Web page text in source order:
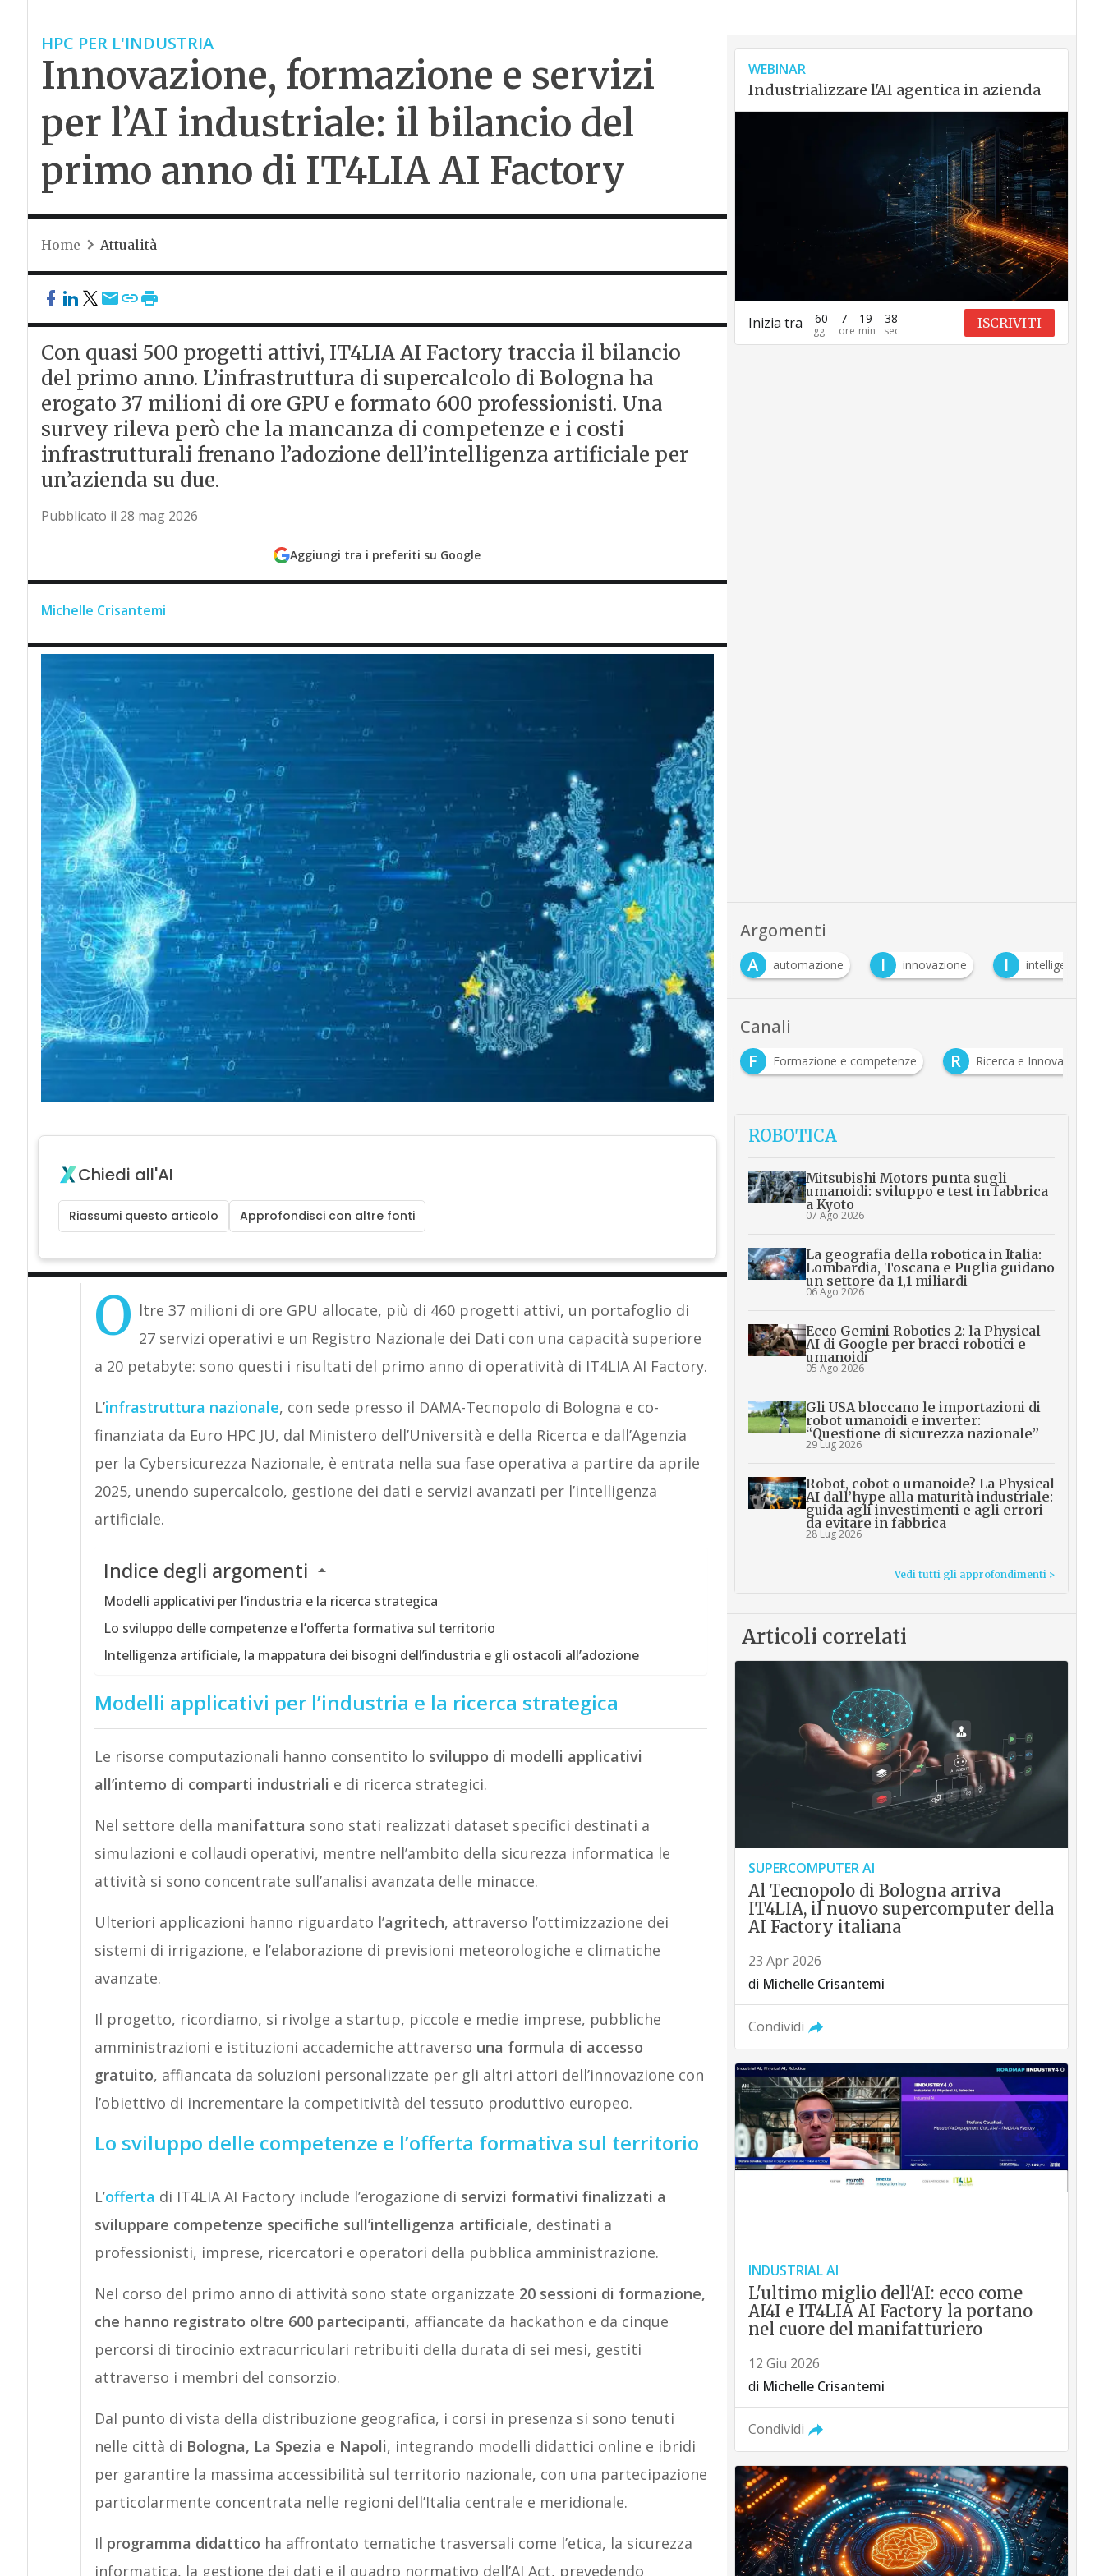
HPC PER L'INDUSTRIA
Innovazione, formazione e servizi
per l’AI industriale: il bilancio del
primo anno di IT4LIA AI Factory
Home Attualità
Con quasi 500 progetti attivi, IT4LIA AI Factory traccia il bilancio
del primo anno. L’infrastruttura di supercalcolo di Bologna ha
erogato 37 milioni di ore GPU e formato 600 professionisti. Una
survey rileva però che la mancanza di competenze e i costi
infrastrutturali frenano l’adozione dell’intelligenza artificiale per
un’azienda su due.
Pubblicato il 28 mag 2026
Aggiungi tra i preferiti su Google
Michelle Crisantemi
Chiedi all'AI
Riassumi questo articolo Approfondisci con altre fonti
O ltre 37 milioni di ore GPU allocate, più di 460 progetti attivi, un portafoglio di
27 servizi operativi e un Registro Nazionale dei Dati con una capacità superiore
a 20 petabyte: sono questi i risultati del primo anno di operatività di IT4LIA AI Factory.
L’infrastruttura nazionale, con sede presso il DAMA-Tecnopolo di Bologna e co-
finanziata da Euro HPC JU, dal Ministero dell’Università e della Ricerca e dall’Agenzia
per la Cybersicurezza Nazionale, è entrata nella sua fase operativa a partire da aprile
2025, unendo supercalcolo, gestione dei dati e servizi avanzati per l’intelligenza
artificiale.
Indice degli argomenti
Modelli applicativi per l’industria e la ricerca strategica
Lo sviluppo delle competenze e l’offerta formativa sul territorio
Intelligenza artificiale, la mappatura dei bisogni dell’industria e gli ostacoli all’adozione
Modelli applicativi per l’industria e la ricerca strategica
Le risorse computazionali hanno consentito lo sviluppo di modelli applicativi
all’interno di comparti industriali e di ricerca strategici.
Nel settore della manifattura sono stati realizzati dataset specifici destinati a
simulazioni e collaudi operativi, mentre nell’ambito della sicurezza informatica le
attività si sono concentrate sull’analisi avanzata delle minacce.
Ulteriori applicazioni hanno riguardato l’agritech, attraverso l’ottimizzazione dei
sistemi di irrigazione, e l’elaborazione di previsioni meteorologiche e climatiche
avanzate.
Il progetto, ricordiamo, si rivolge a startup, piccole e medie imprese, pubbliche
amministrazioni e istituzioni accademiche attraverso una formula di accesso
gratuito, affiancata da soluzioni personalizzate per gli altri attori dell’innovazione con
l’obiettivo di incrementare la competitività del tessuto produttivo europeo.
Lo sviluppo delle competenze e l’offerta formativa sul territorio
L’offerta di IT4LIA AI Factory include l’erogazione di servizi formativi finalizzati a
sviluppare competenze specifiche sull’intelligenza artificiale, destinati a
professionisti, imprese, ricercatori e operatori della pubblica amministrazione.
Nel corso del primo anno di attività sono state organizzate 20 sessioni di formazione,
che hanno registrato oltre 600 partecipanti, affiancate da hackathon e da cinque
percorsi di tirocinio extracurriculari retribuiti della durata di sei mesi, gestiti
attraverso i membri del consorzio.
Dal punto di vista della distribuzione geografica, i corsi in presenza si sono tenuti
nelle città di Bologna, La Spezia e Napoli, integrando modelli didattici online e ibridi
per garantire la massima accessibilità sul territorio nazionale, con una partecipazione
particolarmente concentrata nelle regioni dell’Italia centrale e meridionale.
Il programma didattico ha affrontato tematiche trasversali come l’etica, la sicurezza
informatica, la gestione dei dati e il quadro normativo dell’AI Act, prevedendo
WEBINAR
Industrializzare l'AI agentica in azienda
Inizia tra 60 7 19 37 ISCRIVITI
Argomenti
A
AI A automazione I innovazione I intelligenza artificiale
Canali
Attualità F Formazione e competenze R Ricerca e Innovazione
ROBOTICA
Mitsubishi Motors punta sugli
umanoidi: sviluppo e test in fabbrica
a Kyoto
07 Ago 2026
La geografia della robotica in Italia:
Lombardia, Toscana e Puglia guidano
un settore da 1,1 miliardi
06 Ago 2026
Ecco Gemini Robotics 2: la Physical
AI di Google per bracci robotici e
umanoidi
05 Ago 2026
Gli USA bloccano le importazioni di
robot umanoidi e inverter:
“Questione di sicurezza nazionale”
29 Lug 2026
Robot, cobot o umanoide? La Physical
AI dall’hype alla maturità industriale:
guida agli investimenti e agli errori
da evitare in fabbrica
28 Lug 2026
Vedi tutti gli approfondimenti >
Articoli correlati
SUPERCOMPUTER AI
Al Tecnopolo di Bologna arriva
IT4LIA, il nuovo supercomputer della
AI Factory italiana
23 Apr 2026
di Michelle Crisantemi
Condividi
INDUSTRIAL AI
L'ultimo miglio dell'AI: ecco come
AI4I e IT4LIA AI Factory la portano
nel cuore del manifatturiero
12 Giu 2026
di Michelle Crisantemi
Condividi